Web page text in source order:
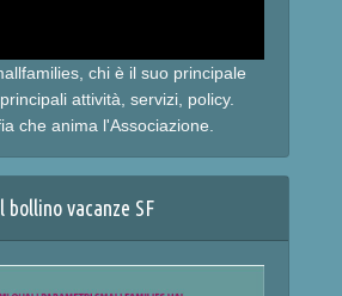
chi è il suo principale
attività, servizi, policy.
che anima l'Associazione.
bollino vacanze SF